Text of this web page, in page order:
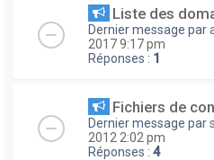
Liste des
Dernier message par
2017 9:17 pm
Réponses : 1
Fichiers de
Dernier message par
2012 2:02 pm
Réponses : 4